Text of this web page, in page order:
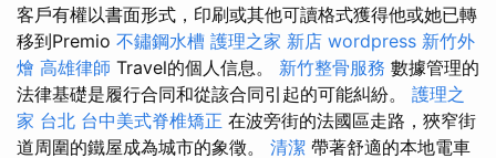
客戶有權以書面形式，印刷或其他可讀格式獲得他或她已轉
移到Premio 不鏽鋼水槽 護理之家 新店 wordpress 新竹外
燴 高雄律師 Travel的個人信息。 新竹整骨服務 數據管理的
法律基礎是履行合同和從該合同引起的可能糾紛。 護理之
家 台北 台中美式脊椎矯正 在波旁街的法國區走路，狹窄街
道周圍的鐵屋成為城市的象徵。 清潔 帶著舒適的本地電車